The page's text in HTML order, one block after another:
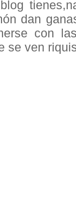
dan
con
se ven